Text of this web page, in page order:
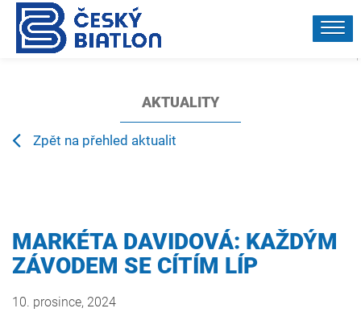
O
BIATLONU
O
SVAZU
REPREZENTACE
SOUTĚŽE
A
AKTUALITY
Zpět na přehled aktualit
MARKÉTA DAVIDOVÁ: KAŽDÝM
ZÁVODEM SE CÍTÍM LÍP
10. prosince, 2024